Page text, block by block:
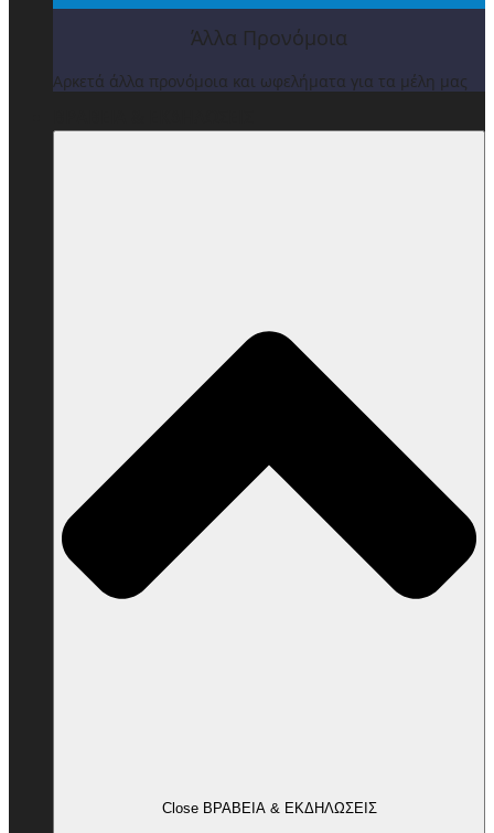
Άλλα Προνόμοια
Αρκετά άλλα προνόμοια και ωφελήματα για τα μέλη μας
Close ΒΡΑΒΕΙΑ & ΕΚΔΗΛΩΣΕΙΣ